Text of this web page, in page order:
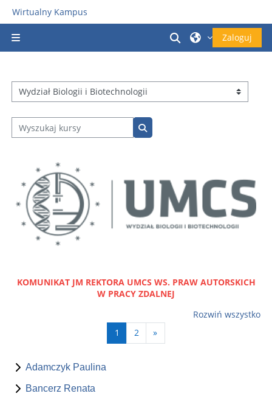
Przejdź do głównej zawartości
Wirtualny Kampus
Przełącznik
Zaloguj
Kategorie kursów
Wyszukaj kursy
Wyszukaj kursy
KOMUNIKAT JM REKTORA UMCS WS. PRAW AUTORSKICH
W PRACY ZDALNEJ
Rozwiń wszystko
1 Strona 1
2Strona 2
»Następna strona
Adamczyk Paulina
Bancerz Renata